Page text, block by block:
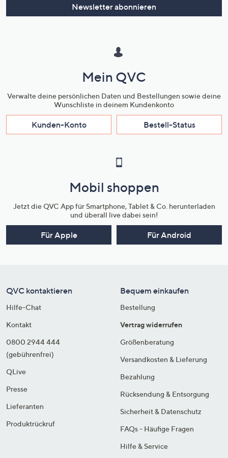
Newsletter abonnieren
Mein QVC
Verwalte deine persönlichen Daten und Bestellungen sowie deine
Wunschliste in deinem Kundenkonto
Kunden-Konto Bestell-Status
Mobil shoppen
Jetzt die QVC App für Smartphone, Tablet & Co. herunterladen
und überall live dabei sein!
Für Apple Für Android
QVC kontaktieren
Hilfe-Chat
Kontakt
0800 2944 444
(gebührenfrei)
QLive
Presse
Lieferanten
Produktrückruf
Bequem einkaufen
Bestellung
Vertrag widerrufen
Größenberatung
Versandkosten & Lieferung
Bezahlung
Rücksendung & Entsorgung
Sicherheit & Datenschutz
FAQs - Häufige Fragen
Hilfe & Service